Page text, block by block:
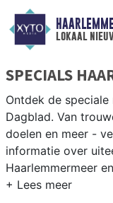
lokaal
SPECIALS
Ontdek de
Dagblad. Van
doelen en meer -
informatie over
Haarlemmermeer